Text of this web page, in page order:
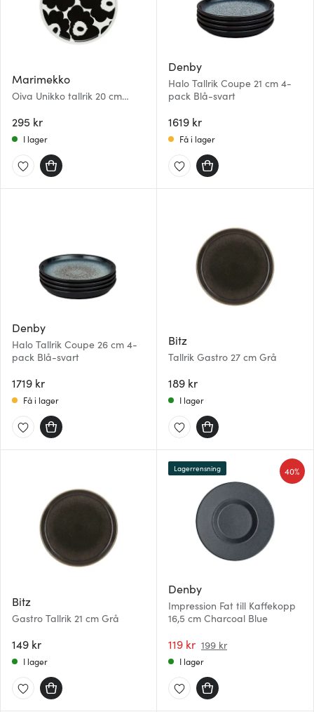
Marimekko
Oiva Unikko tallrik 20 cm
295 kr
I lager
Denby
Halo Tallrik Coupe 21 cm 4-
pack Blå-svart
1619 kr
Få i lager
Denby
Halo Tallrik Coupe 26 cm 4-
pack Blå-svart
1719 kr
Få i lager
Bitz
Tallrik Gastro 27 cm Grå
189 kr
I lager
Bitz
Gastro Tallrik 21 cm Grå
149 kr
I lager
Denby
Impression Fat till Kaffekopp
16,5 cm Charcoal Blue
119 kr 199 kr
40%
Lagerrensning
I lager